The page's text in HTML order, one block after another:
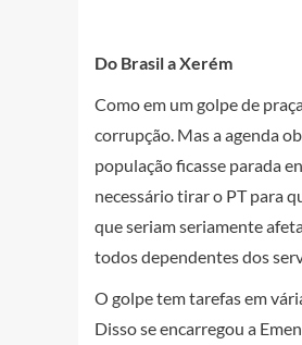
Do Brasil a Xerém
Como em um golpe de
corrupção. Mas a agenda
população ficasse parada
necessário tirar o PT para
que seriam seriamente
todos dependentes dos
O golpe tem tarefas em
Disso se encarregou a